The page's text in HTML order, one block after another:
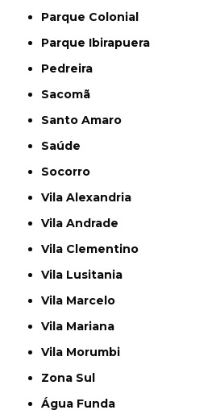
Parque Colonial
Parque Ibirapuera
Pedreira
Sacomã
Santo Amaro
Saúde
Socorro
Vila Alexandria
Vila Andrade
Vila Clementino
Vila Lusitania
Vila Marcelo
Vila Mariana
Vila Morumbi
Zona Sul
Água Funda